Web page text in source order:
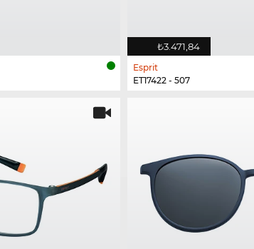
₺3.471,84
Esprit
ET17422 - 507